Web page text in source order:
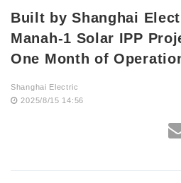
Built by Shanghai
Manah-1 Solar IPP
One Month of
Shanghai Electric
2025/8/15 14:56